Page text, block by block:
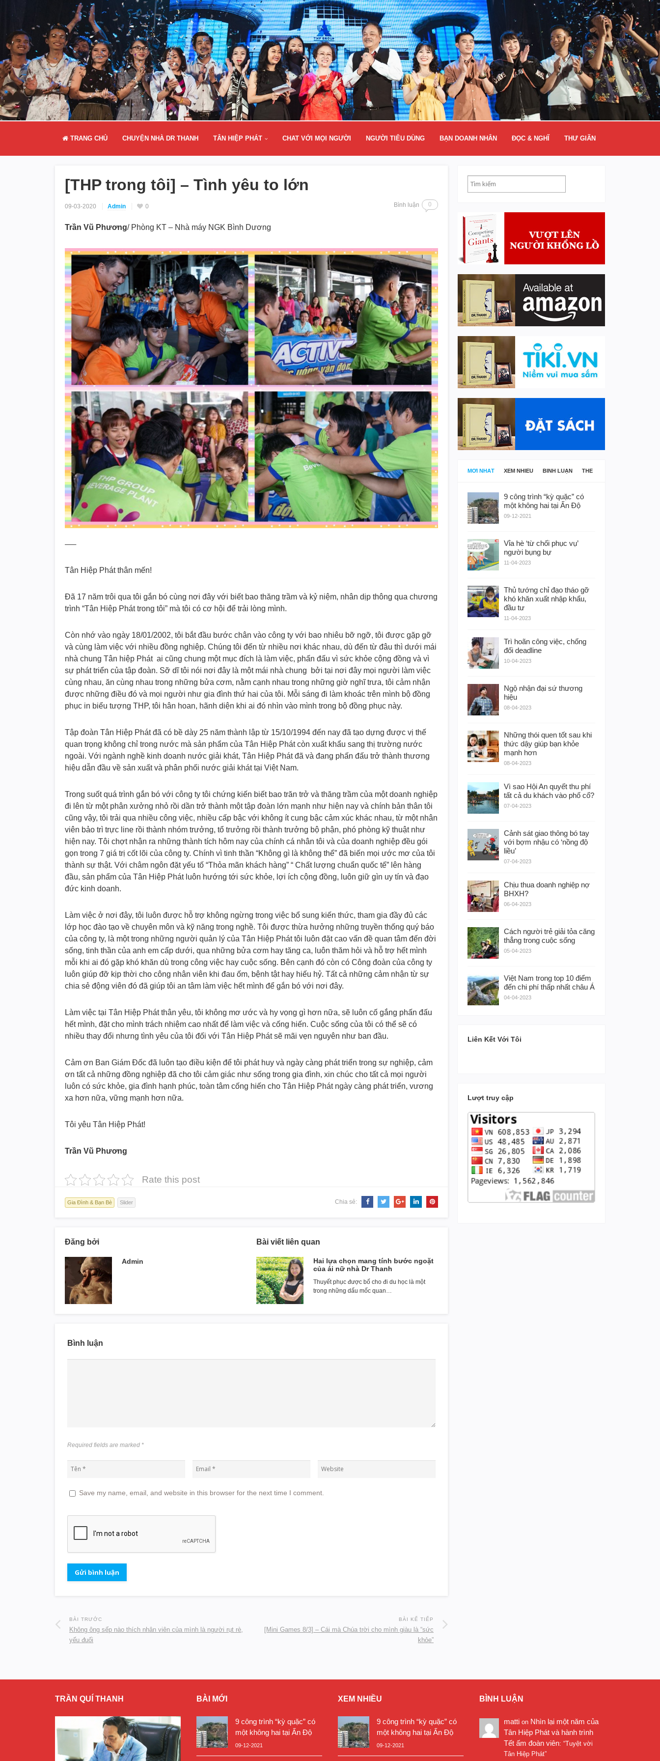
TRANG CHỦ CHUYỆN NHÀ DR THANH TÂN HIỆP PHÁT CHAT VỚI MỌI NGƯỜI NGƯỜI TIÊU DÙNG BẠN DOANH NHÂN ĐỌC & NGHĨ THƯ GIÃN
[THP trong tôi] – Tình yêu to lớn
09-03-2020 Admin 0 Bình luận 0
Trần Vũ Phương/ Phòng KT – Nhà máy NGK Bình Dương
—–
Tân Hiệp Phát thân mến!
Đã 17 năm trôi qua tôi gắn bó cùng nơi đây với biết bao thăng trầm và kỷ niệm, nhân dịp thông qua chương
trình “Tân Hiệp Phát trong tôi” mà tôi có cơ hội để trải lòng mình.
Còn nhớ vào ngày 18/01/2002, tôi bắt đầu bước chân vào công ty với bao nhiêu bỡ ngỡ, tôi được gặp gỡ
và cùng làm việc với nhiều đồng nghiệp. Chúng tôi đến từ nhiều nơi khác nhau, dù đến từ đâu thì dưới mái
nhà chung Tân hiệp Phát ai cũng chung một mục đích là làm việc, phấn đấu vì sức khỏe cộng đồng và vì
sự phát triển của tập đoàn. Sỡ dĩ tôi nói nơi đây là một mái nhà chung bởi tại nơi đây mọi người làm việc
cùng nhau, ăn cùng nhau trong những bửa cơm, nằm cạnh nhau trong những giờ nghĩ trưa, tôi cảm nhận
được những điều đó và mọi người như gia đình thứ hai của tôi. Mỗi sáng đi làm khoác trên mình bộ đồng
phục in biểu tượng THP, tôi hân hoan, hãnh diện khi ai đó nhìn vào mình trong bộ đồng phục này.
Tập đoàn Tân Hiệp Phát đã có bề dày 25 năm thành lập từ 15/10/1994 đến nay đã tạo dựng được vị thế
quan trọng không chỉ trong nước mà sản phẩm của Tân Hiệp Phát còn xuất khẩu sang thị trường nước
ngoài. Với ngành nghề kinh doanh nước giải khát, Tân Hiệp Phát đã và đang phấn đấu trở thành thương
hiệu dẫn đầu về sản xuất và phân phối nước giải khát tại Việt Nam.
Trong suốt quá trình gắn bó với công ty tôi chứng kiến biết bao trăn trở và thăng trầm của một doanh nghiệp
đi lên từ một phân xưởng nhỏ rồi dần trở thành một tập đoàn lớn mạnh như hiện nay và chính bản thân tôi
cũng vậy, tôi trải qua nhiều công việc, nhiều cấp bậc với không ít cung bậc cảm xúc khác nhau, từ một nhân
viên bảo trì trực line rồi thành nhóm trưởng, tổ trưởng rồi thành trưởng bộ phận, phó phòng kỹ thuật như
hiện nay. Tôi chợt nhận ra những thành tích hôm nay của chính cá nhân tôi và của doanh nghiệp đều gói
gọn trong 7 giá trị cốt lõi của công ty. Chính vì tinh thần “Không gì là không thể” đã biến mọi ước mơ của tôi
thành sự thật. Với châm ngôn đặt yếu tố “Thỏa mãn khách hàng” “ Chất lượng chuẩn quốc tế” lên hàng
đầu, sản phẩm của Tân Hiệp Phát luôn hướng tới sức khỏe, lợi ích cộng đồng, luôn giữ gìn uy tín và đạo
đức kinh doanh.
Làm việc ở nơi đây, tôi luôn được hỗ trợ không ngừng trong việc bổ sung kiến thức, tham gia đầy đủ các
lớp học đào tạo về chuyên môn và kỹ năng trong nghề. Tôi được thừa hưởng những truyền thống quý báo
của công ty, là một trong những người quản lý của Tân Hiệp Phát tôi luôn đặt cao vấn đề quan tâm đến đời
sống, tinh thần của anh em cấp dưới, qua những bửa cơm hay tăng ca, luôn thăm hỏi và hỗ trợ hết mình
mỗi khi ai đó gặp khó khăn dù trong công việc hay cuộc sống. Bên cạnh đó còn có Công đoàn của công ty
luôn giúp đỡ kịp thời cho công nhân viên khi đau ốm, bệnh tật hay hiếu hỷ. Tất cả những cảm nhận từ sự
chia sẻ động viên đó đã giúp tôi an tâm làm việc hết mình để gắn bó với nơi đây.
Làm việc tại Tân Hiệp Phát thân yêu, tôi không mơ ước và hy vọng gì hơn nữa, sẽ luôn cố gắng phấn đấu
hết mình, đặt cho mình trách nhiệm cao nhất để làm việc và cống hiến. Cuộc sống của tôi có thể sẽ có
nhiều thay đổi nhưng tình yêu của tôi đối với Tân Hiệp Phát sẽ mãi vẹn nguyên như ban đầu.
Cảm ơn Ban Giám Đốc đã luôn tạo điều kiện để tôi phát huy và ngày càng phát triển trong sự nghiệp, cảm
ơn tất cả những đồng nghiệp đã cho tôi cảm giác như sống trong gia đình, xin chúc cho tất cả mọi người
luôn có sức khỏe, gia đình hạnh phúc, toàn tâm cống hiến cho Tân Hiệp Phát ngày càng phát triển, vương
xa hơn nữa, vững mạnh hơn nữa.
Tôi yêu Tân Hiệp Phát!
Trần Vũ Phương
Rate this post
Gia Đình & Bạn Bè Slider Chia sẻ:
Đăng bởi
Admin
Bài viết liên quan
Hai lựa chọn mang tính bước ngoặt
của ái nữ nhà Dr Thanh
Thuyết phục được bố cho đi du học là một
trong những dấu mốc quan…
Bình luận
Required fields are marked *
Save my name, email, and website in this browser for the next time I comment.
BÀI TRƯỚC
Không ông sếp nào thích nhân viên của mình là người rụt rè,
yếu đuối
BÀI KẾ TIẾP
[Mini Games 8/3] – Cái mà Chúa trời cho mình giàu là “sức
khỏe”
MỚI NHẤT XEM NHIỀU BÌNH LUẬN THẺ
9 công trình “kỳ quặc” có
một không hai tại Ấn Độ
09-12-2021
Vỉa hè ‘từ chối phục vụ’
người bụng bự
11-04-2023
Thủ tướng chỉ đạo tháo gỡ
khó khăn xuất nhập khẩu,
đầu tư
11-04-2023
Trì hoãn công việc, chống
đối deadline
10-04-2023
Ngộ nhận đại sứ thương
hiệu
08-04-2023
Những thói quen tốt sau khi
thức dậy giúp bạn khỏe
mạnh hơn
08-04-2023
Vì sao Hội An quyết thu phí
tất cả du khách vào phố cổ?
07-04-2023
Cảnh sát giao thông bó tay
với bợm nhậu có ‘nồng độ
liều’
07-04-2023
Chịu thua doanh nghiệp nợ
BHXH?
06-04-2023
Cách người trẻ giải tỏa căng
thẳng trong cuộc sống
05-04-2023
Việt Nam trong top 10 điểm
đến chi phí thấp nhất châu Á
04-04-2023
Liên Kết Với Tôi
Lượt truy cập
TRẦN QUÍ THANH BÀI MỚI
9 công trình “kỳ quặc” có
một không hai tại Ấn Độ
09-12-2021
XEM NHIỀU
9 công trình “kỳ quặc” có
một không hai tại Ấn Độ
09-12-2021
BÌNH LUẬN
matti on Nhìn lại một năm của
Tân Hiệp Phát và hành trình
Tết ấm đoàn viên: “Tuyệt vời
Tân Hiệp Phát”